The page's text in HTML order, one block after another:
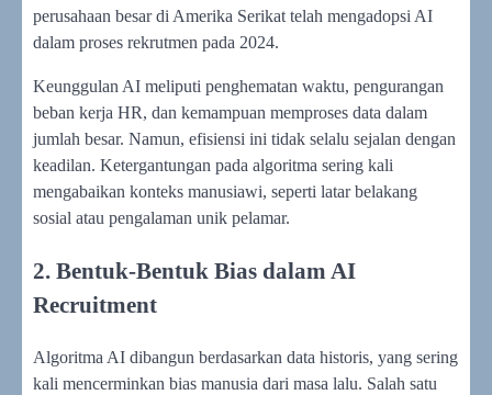
perusahaan besar di Amerika Serikat telah mengadopsi AI
dalam proses rekrutmen pada 2024.
Keunggulan AI meliputi penghematan waktu, pengurangan
beban kerja HR, dan kemampuan memproses data dalam
jumlah besar. Namun, efisiensi ini tidak selalu sejalan dengan
keadilan. Ketergantungan pada algoritma sering kali
mengabaikan konteks manusiawi, seperti latar belakang
sosial atau pengalaman unik pelamar.
2. Bentuk-Bentuk Bias dalam AI
Recruitment
Algoritma AI dibangun berdasarkan data historis, yang sering
kali mencerminkan bias manusia dari masa lalu. Salah satu